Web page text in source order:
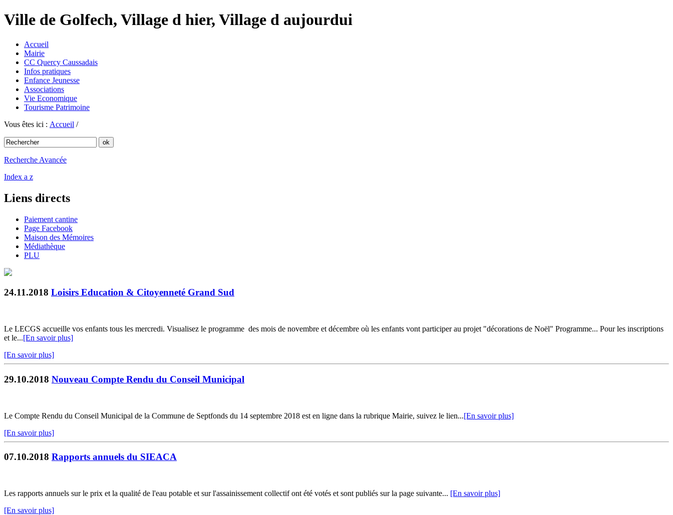
Ville de Golfech, Village d hier, Village d aujourdui
Accueil
Mairie
CC Quercy Caussadais
Infos pratiques
Enfance Jeunesse
Associations
Vie Economique
Tourisme Patrimoine
Vous êtes ici : Accueil /
Recherche Avancée
Index a z
Liens directs
Paiement cantine
Page Facebook
Maison des Mémoires
Médiathèque
PLU
24.11.2018 Loisirs Education & Citoyenneté Grand Sud
Le LECGS accueille vos enfants tous les mercredi. Visualisez le programme des mois de novembre et décembre où les enfants vont participer au projet "décorations de Noël" Programme... Pour les inscriptions
et le...[En savoir plus]
[En savoir plus]
29.10.2018 Nouveau Compte Rendu du Conseil Municipal
Le Compte Rendu du Conseil Municipal de la Commune de Septfonds du 14 septembre 2018 est en ligne dans la rubrique Mairie, suivez le lien...[En savoir plus]
[En savoir plus]
07.10.2018 Rapports annuels du SIEACA
Les rapports annuels sur le prix et la qualité de l'eau potable et sur l'assainissement collectif ont été votés et sont publiés sur la page suivante... [En savoir plus]
[En savoir plus]